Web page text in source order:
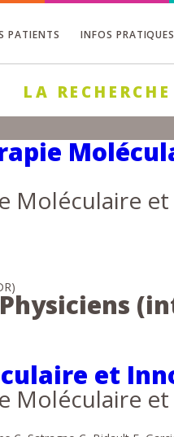
PATIENTS INFOS PRATIQUES
LA RECHERCHE
Moléculaire
et
Moléculaire